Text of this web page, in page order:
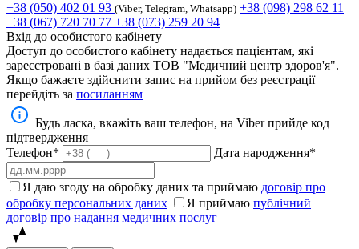
+38 (050) 402 01 93 (Viber, Telegram, Whatsapp) +38 (098) 298 62 11
+38 (067) 720 70 77 +38 (073) 259 20 94
Вхід до особистого кабінету
Доступ до особистого кабінету надається пацієнтам, які
зареєстровані в базі даних ТОВ "Медичний центр здоров'я".
Якщо бажаєте здійснити запис на прийом без реєстрації
перейдіть за посиланням
Будь ласка, вкажіть ваш телефон, на Viber прийде код
підтвердження
Телефон*
Дата народження*
Я даю згоду на обробку даних та приймаю договір про
обробку персональних даних
Я приймаю публічний
договір про надання медичних послуг